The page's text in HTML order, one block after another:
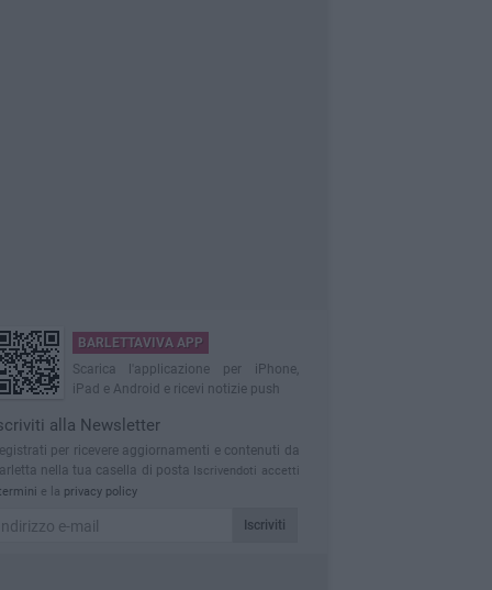
BARLETTAVIVA APP
Scarica l'applicazione per iPhone,
iPad e Android e ricevi notizie push
alla Newsletter
per ricevere aggiornamenti e contenuti da
nella tua casella di posta
Iscrivendoti accetti
e la privacy policy
Iscriviti